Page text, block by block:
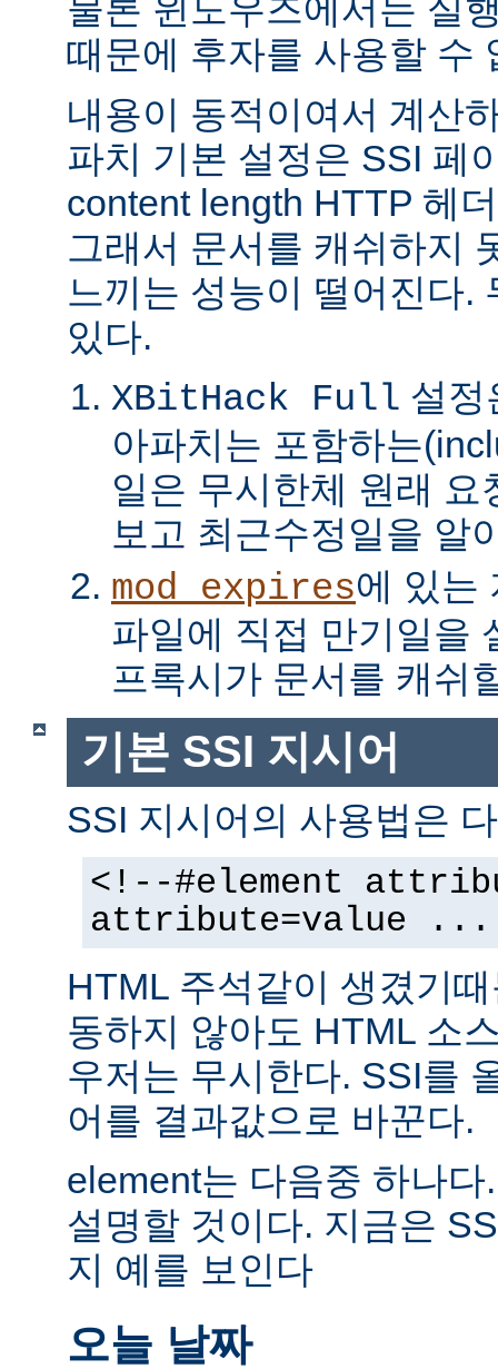
물론 윈도우즈에서는 실
때문에 후자를 사용할 수
내용이 동적이여서 계산
파치 기본 설정은 SSI 페
content length HTTP 헤
그래서 문서를 캐쉬하지
느끼는 성능이 떨어진다.
있다.
XBitHack Full 설정
아파치는 포함하는
일은 무시한체 원래
보고 최근수정일을 알
mod_expires에 있는
파일에 직접 만기일을
프록시가 문서를 캐쉬
기본 SSI 지시어
SSI 지시어의 사용법은
<!--#element
attribute=value
HTML 주석같이 생겼기
동하지 않아도 HTML 소
우저는 무시한다. SSI를
어를 결과값으로 바꾼다.
element는 다음중 하나
설명할 것이다. 지금은
지 예를 보인다
오늘 날짜